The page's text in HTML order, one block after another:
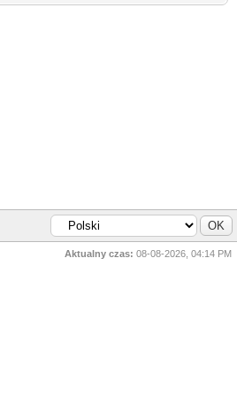
Aktualny czas: 08-08-2026, 04:14 PM